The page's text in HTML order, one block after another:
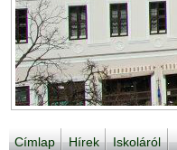
Címlap Hírek Iskoláról